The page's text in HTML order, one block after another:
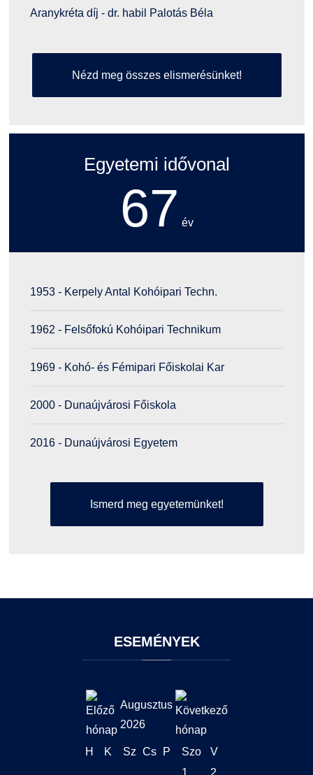
Aranykréta díj - dr. habil Palotás Béla
Nézd meg összes elismerésünket!
Egyetemi idővonal
67 év
1953 - Kerpely Antal Kohóipari Techn.
1962 - Felsőfokú Kohóipari Technikum
1969 - Kohó- és Fémipari Főiskolai Kar
2000 - Dunaújvárosi Főiskola
2016 - Dunaújvárosi Egyetem
Ismerd meg egyetemünket!
ESEMÉNYEK
Augusztus
2026
H K Sz Cs P Szo
V
1
2